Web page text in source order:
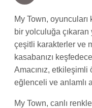
My Town,
bir yolculuğa çıkaran
çeşitli karakterler ve
kasabanızı
Amacınız,
eğlenceli ve anlamlı
My Town, canlı